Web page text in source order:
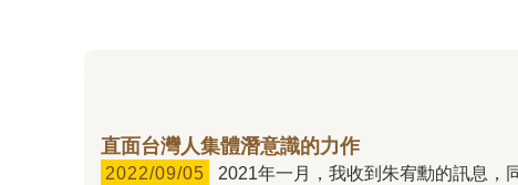
直面台灣人集體潛意識的力作
2022/09/05